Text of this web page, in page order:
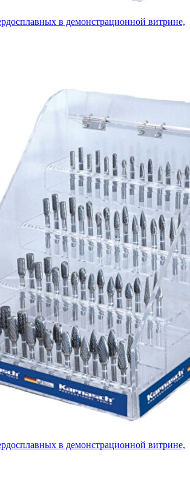
в демонстрационной витрине,
в демонстрационной витрине,